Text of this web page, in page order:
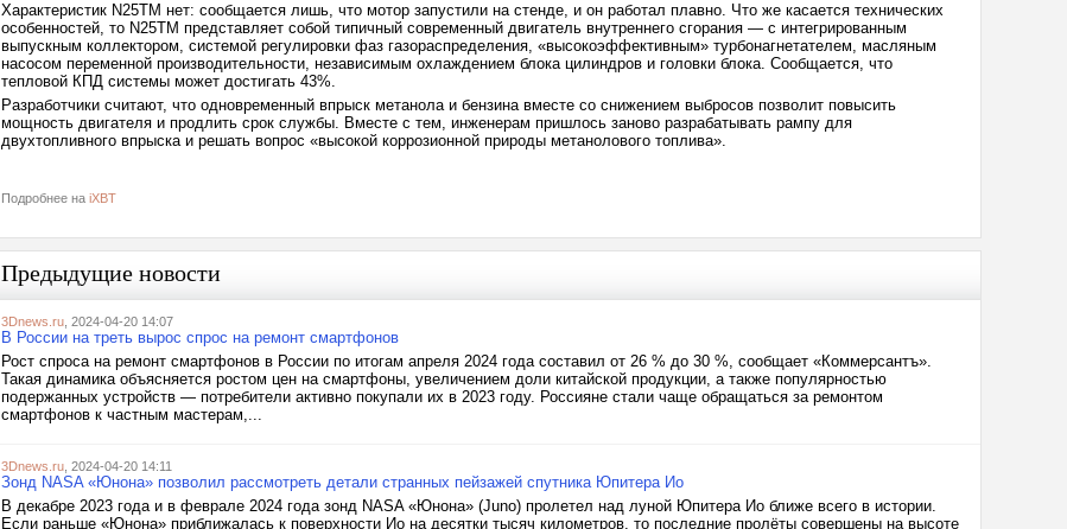
Характеристик N25TM нет: сообщается лишь, что мотор запустили на стенде, и он работал плавно. Что же касается технических
особенностей, то N25TM представляет собой типичный современный двигатель внутреннего сгорания — с интегрированным
выпускным коллектором, системой регулировки фаз газораспределения, «высокоэффективным» турбонагнетателем, масляным
насосом переменной производительности, независимым охлаждением блока цилиндров и головки блока. Сообщается, что
тепловой КПД системы может достигать 43%.
Разработчики считают, что одновременный впрыск метанола и бензина вместе со снижением выбросов позволит повысить
мощность двигателя и продлить срок службы. Вместе с тем, инженерам пришлось заново разрабатывать рампу для
двухтопливного впрыска и решать вопрос «высокой коррозионной природы метанолового топлива».
Подробнее на iXBT
Предыдущие новости
3Dnews.ru , 2024-04-20 14:07
В России на треть вырос спрос на ремонт смартфонов
Рост спроса на ремонт смартфонов в России по итогам апреля 2024 года составил от 26 % до 30 %, сообщает «Коммерсантъ».
Такая динамика объясняется ростом цен на смартфоны, увеличением доли китайской продукции, а также популярностью
подержанных устройств — потребители активно покупали их в 2023 году. Россияне стали чаще обращаться за ремонтом
смартфонов к частным мастерам,...
3Dnews.ru , 2024-04-20 14:11
Зонд NASA «Юнона» позволил рассмотреть детали странных пейзажей спутника Юпитера Ио
В декабре 2023 года и в феврале 2024 года зонд NASA «Юнона» (Juno) пролетел над луной Юпитера Ио ближе всего в истории.
Если раньше «Юнона» приближалась к поверхности Ио на десятки тысяч километров, то последние пролёты совершены на высоте